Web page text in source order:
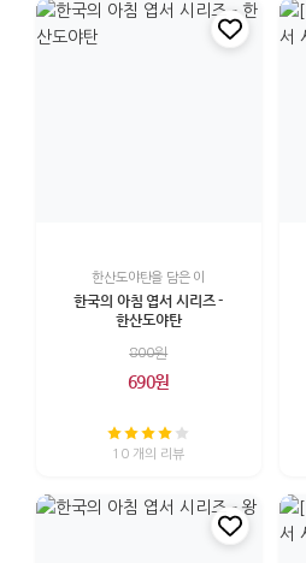
한산도야탄을 담은 이
한국의 아침 엽서 시리즈 -
한산도야탄
800원
690원
10 개의 리뷰